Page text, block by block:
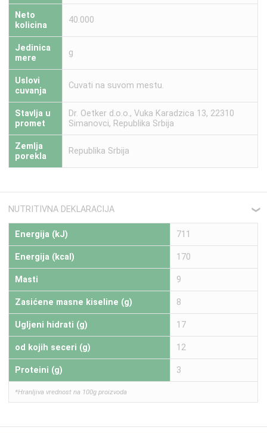
Neto
kolicina
40.000
Jedinica
mere
g
Uslovi
cuvanja
Cuvati na suvom mestu.
Stavlja u
promet
Dr. Oetker d.o.o., Vuka Karadzica 13, 22310
Simanovci, Republika Srbija
Zemlja
porekla
Republika Srbija
NUTRITIVNA DEKLARACIJA ❮
Energija (kJ) 711
Energija (kcal) 170
Masti 9
Zasićene masne kiseline (g) 8
Ugljeni hidrati (g) 17
od kojih seceri (g) 12
Proteini (g) 3
*Hranljiva vrednost na 100g proizvoda